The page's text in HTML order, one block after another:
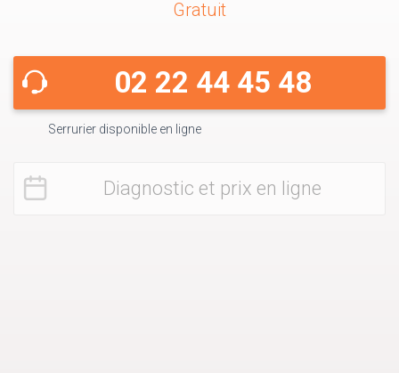
Gratuit
02 22 44 45 48
Serrurier disponible en ligne
Diagnostic et prix en ligne